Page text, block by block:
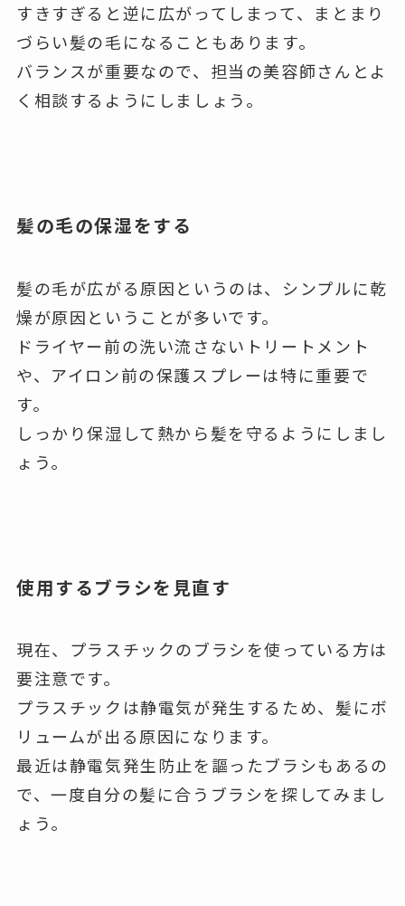
すきすぎると逆に広がってしまって、まとまり
づらい髪の毛になることもあります。
バランスが重要なので、担当の美容師さんとよ
く相談するようにしましょう。
髪の毛の保湿をする
髪の毛が広がる原因というのは、シンプルに乾
燥が原因ということが多いです。
ドライヤー前の洗い流さないトリートメント
や、アイロン前の保護スプレーは特に重要で
す。
しっかり保湿して熱から髪を守るようにしまし
ょう。
使用するブラシを見直す
現在、プラスチックのブラシを使っている方は
要注意です。
プラスチックは静電気が発生するため、髪にボ
リュームが出る原因になります。
最近は静電気発生防止を謳ったブラシもあるの
で、一度自分の髪に合うブラシを探してみまし
ょう。